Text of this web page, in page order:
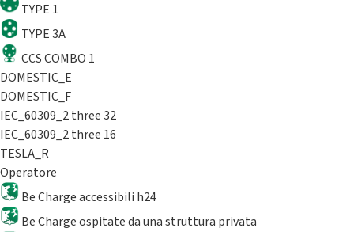
TYPE 1
TYPE 3A
CCS COMBO 1
DOMESTIC_E
DOMESTIC_F
IEC_60309_2 three 32
IEC_60309_2 three 16
TESLA_R
Operatore
Be Charge accessibili h24
Be Charge ospitate da una struttura privata